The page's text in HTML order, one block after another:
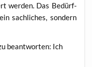
wer­den. Das Bedürf­
sach­li­ches, son­dern
beant­wor­ten: Ich